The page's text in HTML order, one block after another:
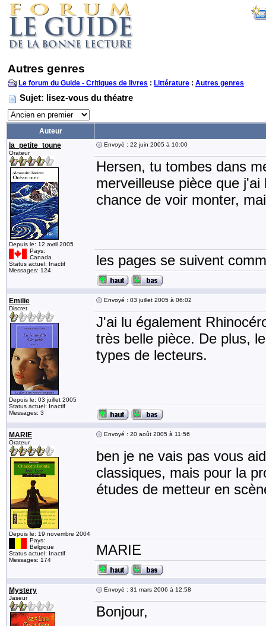
Autres genres
Le forum du Guide - Critiques de livres : Littérature : Autres genres
Sujet: lisez-vous du théatre
Auteur
la_petite_toune
Orateur
Depuis le: 12 avril 2005
Pays:
Canada
Status actuel: Inactif
Messages: 124
Envoyé : 22 juin 2005 à 10:00
Hersen, tu tombes dans
merveilleuse pièce que
chance de voir monter,
les pages se suivent
Emilie
Discret
Depuis le: 03 juillet 2005
Status actuel: Inactif
Messages: 3
Envoyé : 03 juillet 2005 à 06:02
J'ai lu également
très belle pièce. De plus,
types de lecteurs.
MARIE
Orateur
Depuis le: 19 novembre 2004
Pays:
Belgique
Status actuel: Inactif
Messages: 174
Envoyé : 20 août 2005 à 11:56
ben je ne vais pas vous
classiques, mais pour la
études de metteur en
MARIE
Mystery
Jaseur
Envoyé : 31 mars 2006 à 12:58
Bonjour,